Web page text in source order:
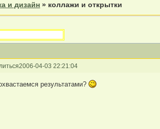
и дизайн » коллажи и открытки
2006-04-03 22:21:04
результатами?